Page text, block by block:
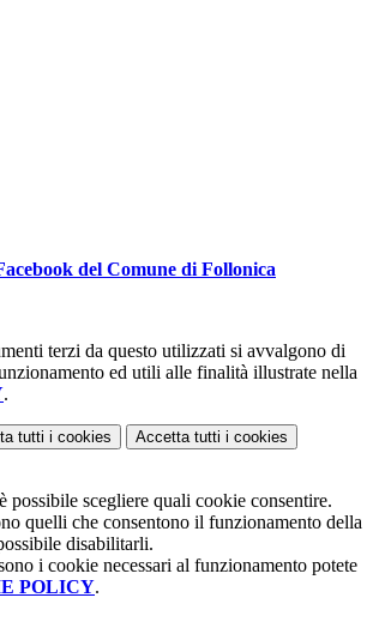
del Comune di Follonica
terzi da questo utilizzati si avvalgono di
ed utili alle finalità illustrate nella
.
tutti i cookies Accetta tutti i cookies
possibile scegliere quali cookie consentire.
quelli che consentono il funzionamento della
disabilitarli.
i cookie necessari al funzionamento potete
POLICY.